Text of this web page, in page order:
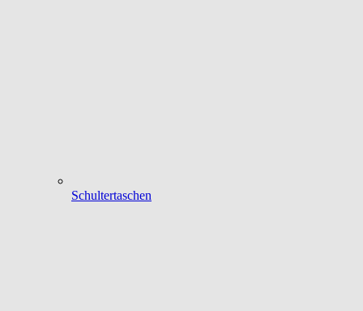
Schultertaschen